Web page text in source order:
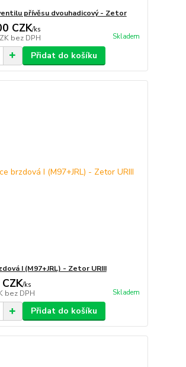
přívěsu dvouhadicový - Zetor
CZK/ks
bez DPH Skladem
Přidat do košíku
I (M97+JRL) - Zetor URIII
/ks
bez DPH Skladem
Přidat do košíku